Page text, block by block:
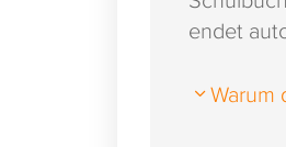
endet
Warum